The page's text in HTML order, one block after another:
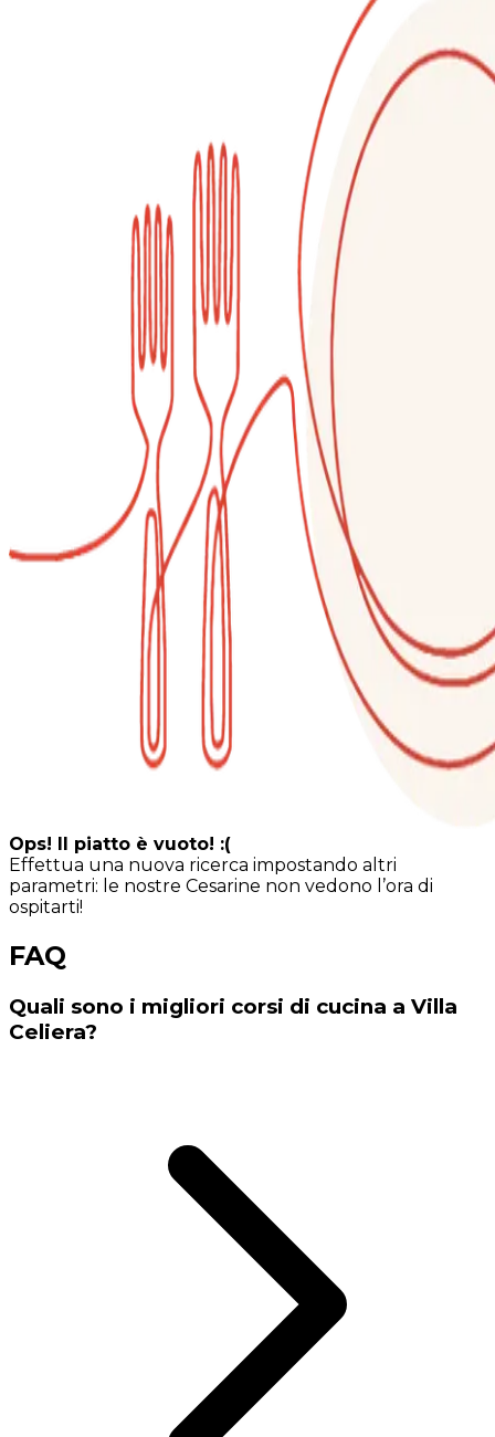
Ops! Il piatto è vuoto! :(
Effettua una nuova ricerca impostando altri
parametri: le nostre Cesarine non vedono l’ora di
ospitarti!
FAQ
Quali sono i migliori corsi di cucina a Villa
Celiera?